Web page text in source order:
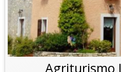
Agriturismo